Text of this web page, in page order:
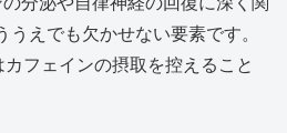
えでも欠かせない要素です。
フェインの摂取を控えること